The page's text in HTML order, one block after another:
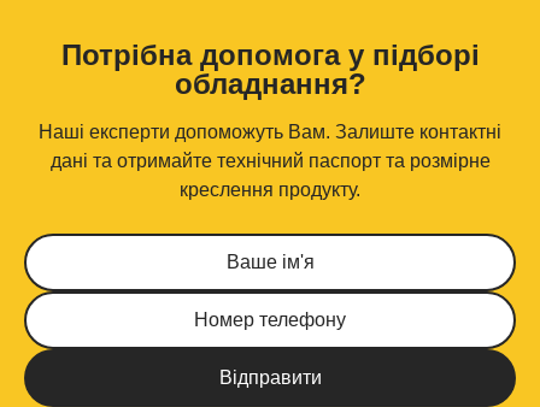
Потрібна допомога у підборі
обладнання?
Наші експерти допоможуть Вам. Залиште контактні
дані та отримайте технічний паспорт та розмірне
креслення продукту.